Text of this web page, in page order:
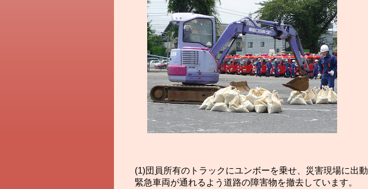
(1)団員所有のトラックにユンボーを乗せ、災害現場に出動
緊急車両が通れるよう道路の障害物を撤去しています。